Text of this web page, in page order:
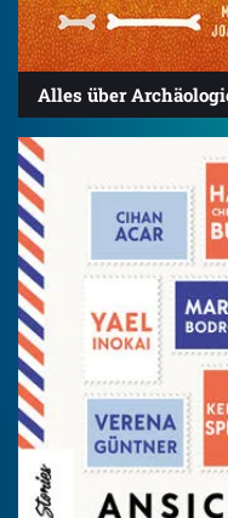
Alles über